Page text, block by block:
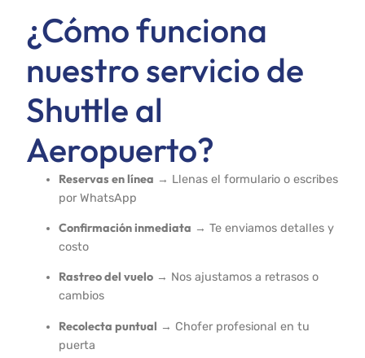
¿Cómo funciona
nuestro servicio de
Shuttle al
Aeropuerto?
Reservas en línea → Llenas el formulario o escribes
por WhatsApp
Confirmación inmediata → Te enviamos detalles y
costo
Rastreo del vuelo → Nos ajustamos a retrasos o
cambios
Recolecta puntual → Chofer profesional en tu
puerta